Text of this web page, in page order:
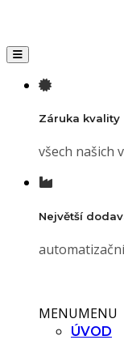
Toggle navigation
Záruka kvality
všech našich
Největší
MENUMENU
ÚVOD